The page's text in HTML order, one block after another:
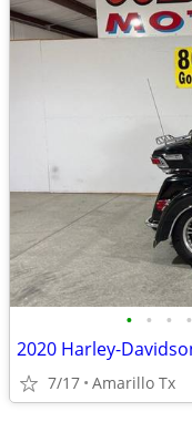
• • • •
2020 Harley-
7/17 Amarillo Tx